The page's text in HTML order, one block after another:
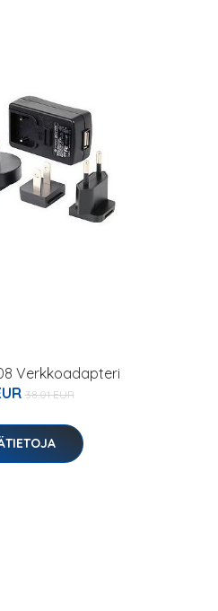
Verkkoadapteri
38.01 EUR